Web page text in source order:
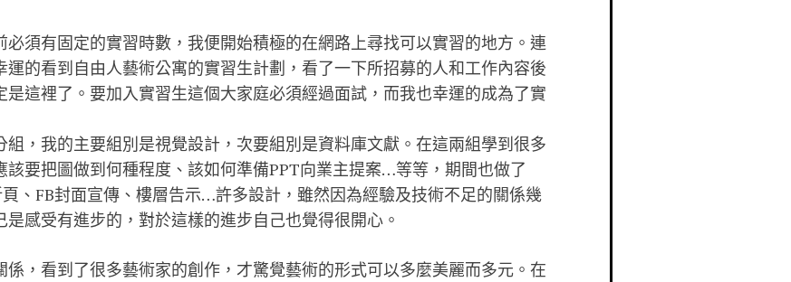
須有固定的實習時數，我便開始積極的在網路上尋找可以實習的地方。連
的看到自由人藝術公寓的實習生計劃，看了一下所招募的人和工作內容後
是這裡了。要加入實習生這個大家庭必須經過面試，而我也幸運的成為了實
組，我的主要組別是視覺設計，次要組別是資料庫文獻。在這兩組學到很多
該要把圖做到何種程度、該如何準備PPT向業主提案…等等，期間也做了
、FB封面宣傳、樓層告示…許多設計，雖然因為經驗及技術不足的關係幾
感受有進步的，對於這樣的進步自己也覺得很開心。
，看到了很多藝術家的創作，才驚覺藝術的形式可以多麼美麗而多元。在